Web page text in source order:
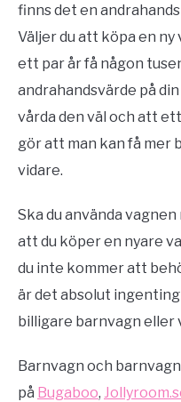
finns det en
Väljer du att köpa en
ett par år få någon
andrahandsvärde på
vårda den väl och att
gör att man kan få mer
vidare.
Ska du använda
att du köper en nyare
du inte kommer att
är det absolut
billigare barnvagn eller
Barnvagn och
på Bugaboo,